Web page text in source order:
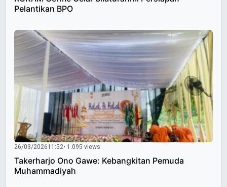
Pelantikan BPO
26/03/202611:52• 1.095 views
Takerharjo Ono Gawe: Kebangkitan Pemuda
Muhammadiyah